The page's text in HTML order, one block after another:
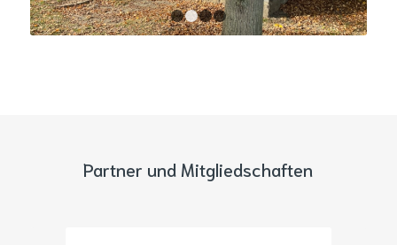
1 2 3 4
Partner und Mitgliedschaften